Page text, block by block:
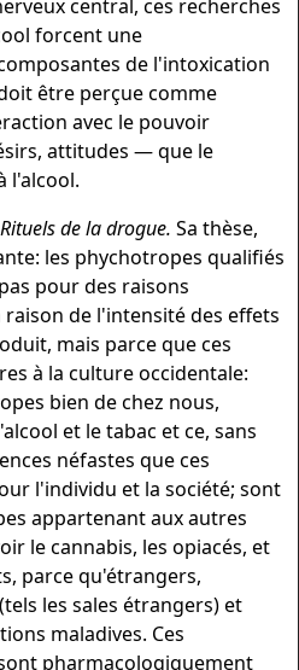
central, ces recherches
forcent une
de l'intoxication
être perçue comme
avec le pouvoir
attitudes — que le
l'alcool.
Rituels de la drogue. Sa thèse,
les phychotropes qualifiés
pour des raisons
de l'intensité des effets
mais parce que ces
à la culture occidentale:
bien de chez nous,
et le tabac et ce, sans
néfastes que ces
l'individu et la société; sont
appartenant aux autres
le cannabis, les opiacés, et
parce qu'étrangers,
les sales étrangers) et
maladi­ves. Ces
pharmacologi­quement